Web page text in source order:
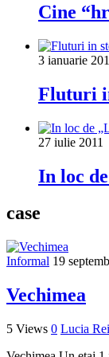
Cine
3 ianuarie
Fluturi
27 iulie 2011
In loc
case
Informal 19
Vechimea
5 Views 0 Lucia